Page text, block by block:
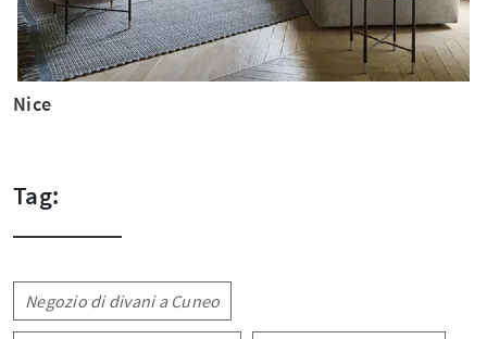
Nice
Tag:
Negozio di divani a Cuneo